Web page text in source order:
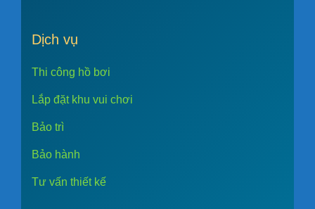
Dịch vụ
Thi công hồ bơi
Lắp đặt khu vui chơi
Bảo trì
Bảo hành
Tư vấn thiết kế